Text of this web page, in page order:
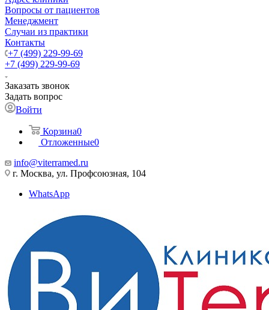
Вопросы от пациентов
Менеджмент
Случаи из практики
Контакты
+7 (499) 229-99-69
+7 (499) 229-99-69
Заказать звонок
Задать вопрос
Войти
Корзина0
Отложенные0
info@viterramed.ru
г. Москва, ул. Профсоюзная, 104
WhatsApp